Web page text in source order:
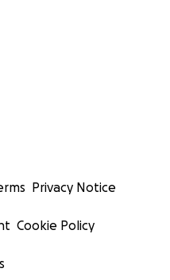
Privacy Notice
Cookie Policy